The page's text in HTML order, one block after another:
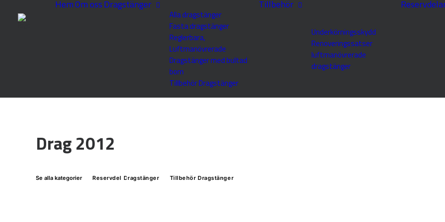
HemOm ossDragstänger
Alla dragstänger
Fasta dragstänger
Reglerbara,
Luftmanövrerade
Dragstänger med bultad
bom
Tillbehör Dragstänger
Tillbehör
Underkörningsskydd
Renoveringssatser
luftmanövrerade
dragstänger
Drag 2012
Se alla kategorier Reservdel Dragstänger Tillbehör Dragstänger